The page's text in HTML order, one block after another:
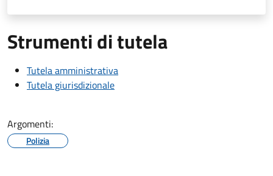
Strumenti di tutela
Tutela amministrativa
Tutela giurisdizionale
Argomenti:
Polizia